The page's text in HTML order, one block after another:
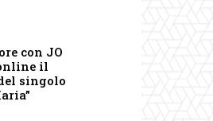
con JO
il
singolo